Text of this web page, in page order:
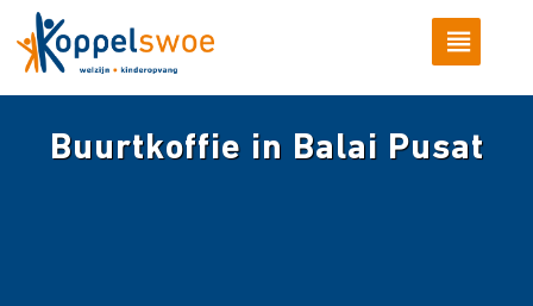
Buurtkoffie in Balai Pusat